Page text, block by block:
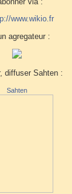
agregateur :
diffuser Sahten :
Sahten